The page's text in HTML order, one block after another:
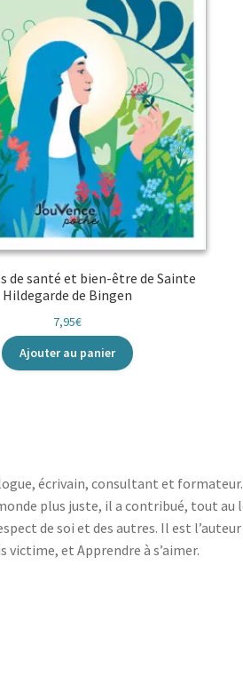
de santé et bien-être de Sainte
Hildegarde de Bingen
7,95€
Ajouter au panier
écrivain, consultant et
plus juste, il a contribué, tout au
de soi et des autres. Il est
victime, et Apprendre à s’aimer.